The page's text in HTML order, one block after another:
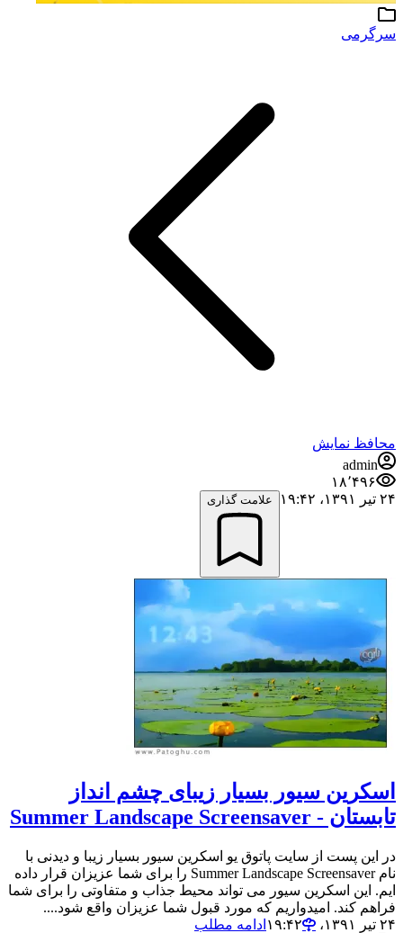
سرگرمی
محافظ نمایش
admin
۱۸٬۴۹۶
۲۴ تیر ۱۳۹۱،‏ ۱۹:۴۲
علامت گذاری
اسکرین سیور بسیار زیبای چشم انداز
تابستان - Summer Landscape Screensaver
در این پست از سایت پاتوق یو اسکرین سیور بسیار زیبا و دیدنی با
نام Summer Landscape Screensaver را برای شما عزیزان قرار داده
ایم. این اسکرین سیور می تواند محیط جذاب و متفاوتی را برای شما
فراهم کند. امیدواریم که مورد قبول شما عزیزان واقع شود....
۲۴ تیر ۱۳۹۱،‏ ۱۹:۴۲
ادامه مطلب